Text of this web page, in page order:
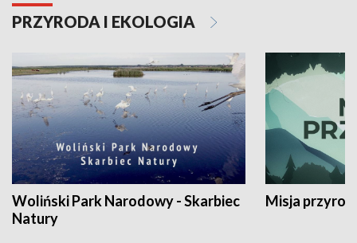
PRZYRODA I EKOLOGIA
Woliński Park Narodowy - Skarbiec
Natury
Misja